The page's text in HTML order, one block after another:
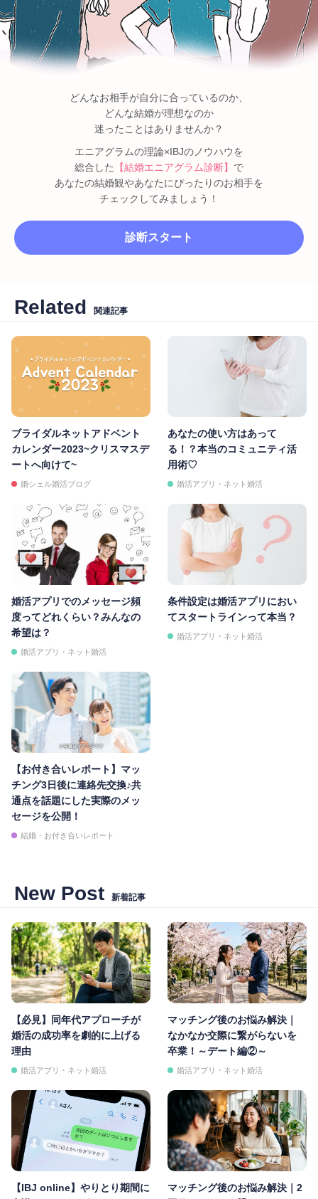
どんなお相手が自分に合っているのか、
どんな結婚が理想なのか
迷ったことはありませんか？
エニアグラムの理論×IBJのノウハウを
総合した
【結婚エニアグラム診断】 で
あなたの結婚観やあなたにぴったりのお相手を
チェックしてみましょう！
診断スタート
Related 関連記事
ブライダルネットアドベント
カレンダー2023~クリスマスデ
ートへ向けて~
婚シェル婚活ブログ
あなたの使い方はあって
る！？本当のコミュニティ活
用術♡
婚活アプリ・ネット婚活
婚活アプリでのメッセージ頻
度ってどれくらい？みんなの
希望は？
婚活アプリ・ネット婚活
条件設定は婚活アプリにおい
てスタートラインって本当？
婚活アプリ・ネット婚活
【お付き合いレポート】マッ
チング3日後に連絡先交換♪共
通点を話題にした実際のメッ
セージを公開！
結婚・お付き合いレポート
New Post 新着記事
【必見】同年代アプローチが
婚活の成功率を劇的に上げる
理由
婚活アプリ・ネット婚活
マッチング後のお悩み解決｜
なかなか交際に繋がらないを
卒業！～デート編②～
婚活アプリ・ネット婚活
【IBJ online】やりとり期間に
マッチング後のお悩み解決｜2